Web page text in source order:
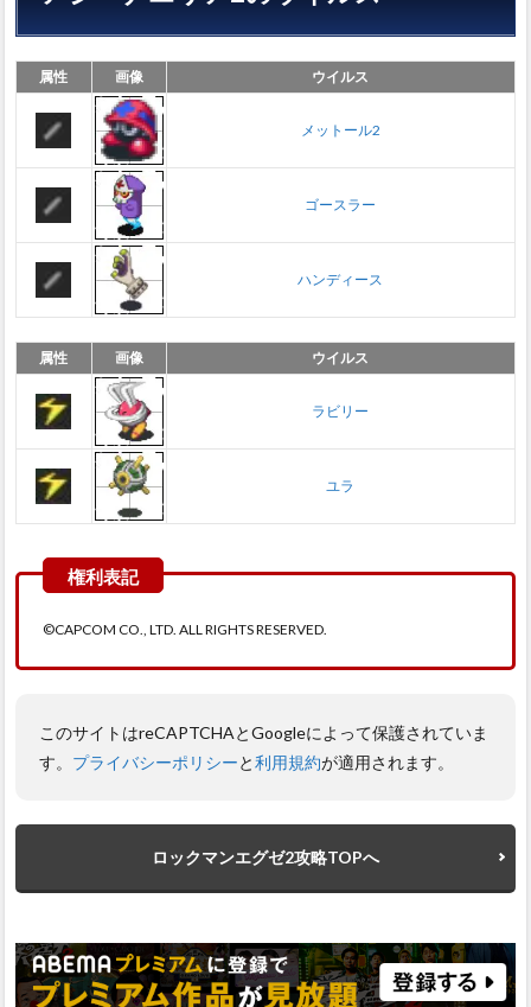
属性 画像 ウイルス
メットール2
ゴースラー
ハンディース
属性 画像 ウイルス
ラビリー
ユラ
©CAPCOM CO., LTD. ALL RIGHTS RESERVED.
このサイトはreCAPTCHAとGoogleによって保護されていま
す。 プライバシーポリシーと利用規約が適用されます。
ロックマンエグゼ2攻略TOPへ